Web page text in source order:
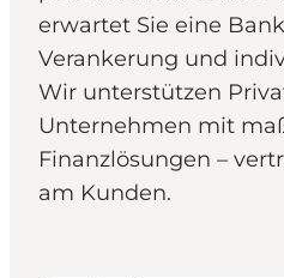
erwartet Sie eine
Verankerung und
Wir unterstützen
Unternehmen mit
Finanzlösungen –
am Kunden.